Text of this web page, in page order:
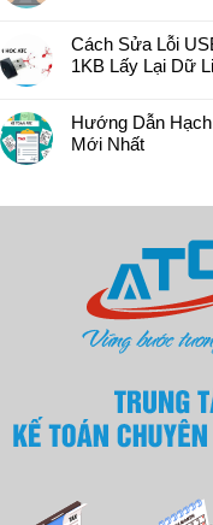
Cách Sửa Lỗi
1KB Lấy Lại Dữ
Hướng Dẫn
Mới Nhất